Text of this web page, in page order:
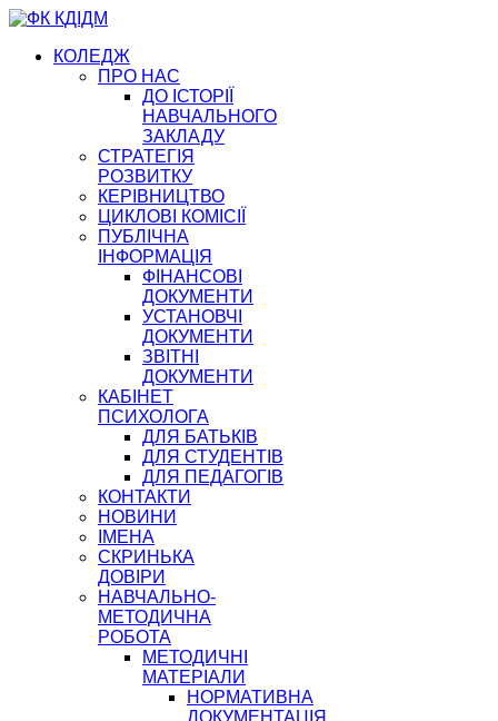
КОЛЕДЖ
ПРО НАС
ДО ІСТОРІЇ
НАВЧАЛЬНОГО
ЗАКЛАДУ
СТРАТЕГІЯ
РОЗВИТКУ
КЕРІВНИЦТВО
ЦИКЛОВІ КОМІСІЇ
ПУБЛІЧНА
ІНФОРМАЦІЯ
ФІНАНСОВІ
ДОКУМЕНТИ
УСТАНОВЧІ
ДОКУМЕНТИ
ЗВІТНІ
ДОКУМЕНТИ
КАБІНЕТ
ПСИХОЛОГА
ДЛЯ БАТЬКІВ
ДЛЯ СТУДЕНТІВ
ДЛЯ ПЕДАГОГІВ
КОНТАКТИ
НОВИНИ
ІМЕНА
СКРИНЬКА
ДОВІРИ
НАВЧАЛЬНО-
МЕТОДИЧНА
РОБОТА
МЕТОДИЧНІ
МАТЕРІАЛИ
НОРМАТИВНА
ДОКУМЕНТАЦІЯ